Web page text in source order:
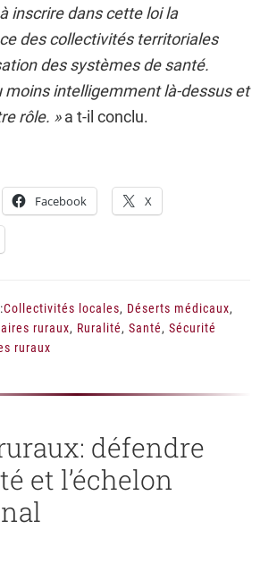
inscrire dans cette loi la
des collectivités territoriales
des systèmes de santé.
moins intelligemment là-dessus et
rôle. »a t-il conclu.
Facebook X
Collectivités locales, Déserts médicaux,
ruraux, Ruralité, Santé, Sécurité
ruraux
défendre
et l’échelon